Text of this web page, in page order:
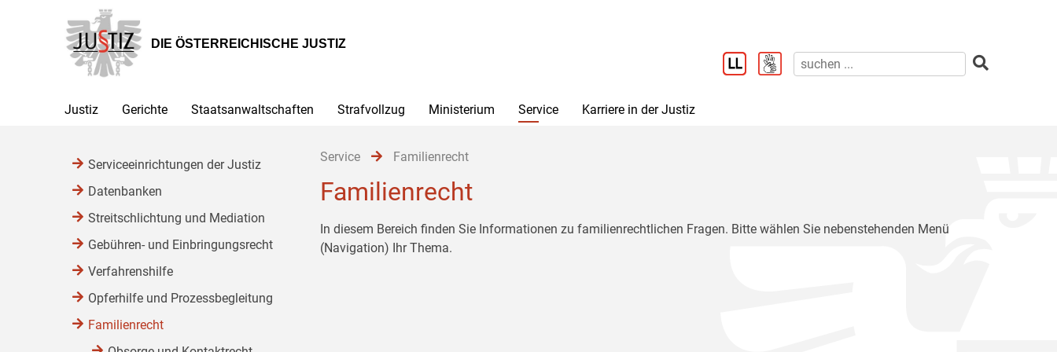
Hauptnavigation
[1]
Inhalt
[2]
Untermenü
[3]
DIE ÖSTERREICHISCHE JUSTIZ
Justiz Gerichte Staatsanwaltschaften Strafvollzug Ministerium Service Karriere in der Justiz
Service Familienrecht
Familienrecht
In diesem Bereich finden Sie Informationen zu familienrechtlichen Fragen. Bitte wählen Sie nebenstehenden Menü
(Navigation) Ihr Thema.
Serviceeinrichtungen der Justiz
Datenbanken
Streitschlichtung und Mediation
Gebühren- und Einbringungsrecht
Verfahrenshilfe
Opferhilfe und Prozessbegleitung
Familienrecht